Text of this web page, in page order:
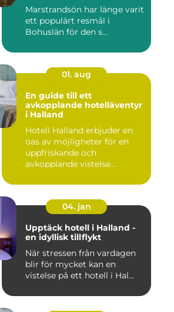
Marstrandsön har länge varit
ett populärt resmål i
Bohuslän för den s...
01. aug
En guide till ett
avkopplande hotelläventyr
i Halland
Hotell Halland erbjuder en
oas av möjligheter för en
uppfriskande och
avkopplande vistelse...
04. jan
Upptäck hotell i Halland -
en idyllisk tillflykt
När stressen från vardagen
blir för mycket kan en
vistelse på ett hotell i Hal...